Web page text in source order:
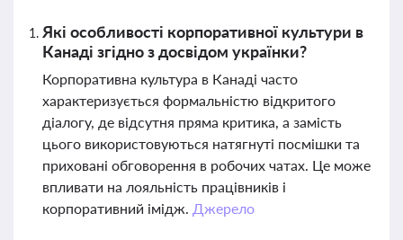
Які особливості корпоративної культури в
Канаді згідно з досвідом українки?
Корпоративна культура в Канаді часто
характеризується формальністю відкритого
діалогу, де відсутня пряма критика, а замість
цього використовуються натягнуті посмішки та
приховані обговорення в робочих чатах. Це може
впливати на лояльність працівників і
корпоративний імідж. Джерело